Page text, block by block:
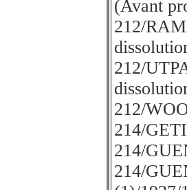
(Avant
212/
212/
212/
214/
214/
214/